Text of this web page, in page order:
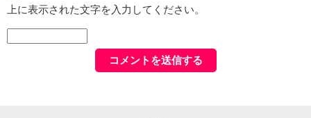
上に表示された文字を入力してください。